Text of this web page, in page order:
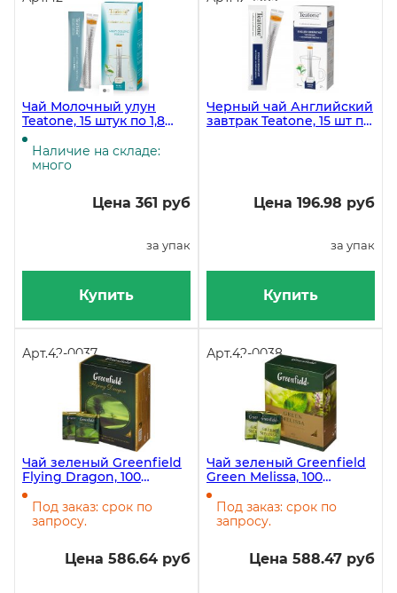
Чай Молочный улун
Teatone, 15 штук по 1,8
грамм
Наличие на складе:
много
Цена 361 руб
за упак
Купить
Черный чай Английский
завтрак Teatone, 15 шт по
Цена 196.98 руб
за упак
Купить
Арт.42-0037
Чай зеленый Greenfield
Flying Dragon, 100
пакетиков в упаковке
Под заказ: срок по
запросу.
Цена 586.64 руб
Арт.42-0038
Чай зеленый Greenfield
Green Melissa, 100
пакетиков в упаковке
Под заказ: срок по
запросу.
Цена 588.47 руб